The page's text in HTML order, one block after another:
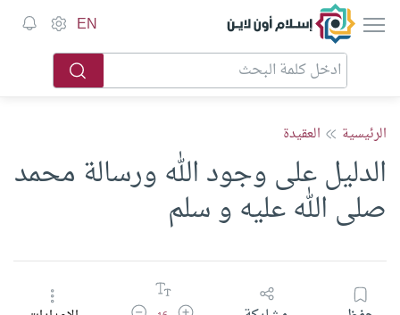
إسلام أون لاين EN
الرئيسية العقيدة
الدليل على وجود الله ورسالة محمد
صلى الله عليه و سلم
زيادة حجم الخطتقليل حجم الخط